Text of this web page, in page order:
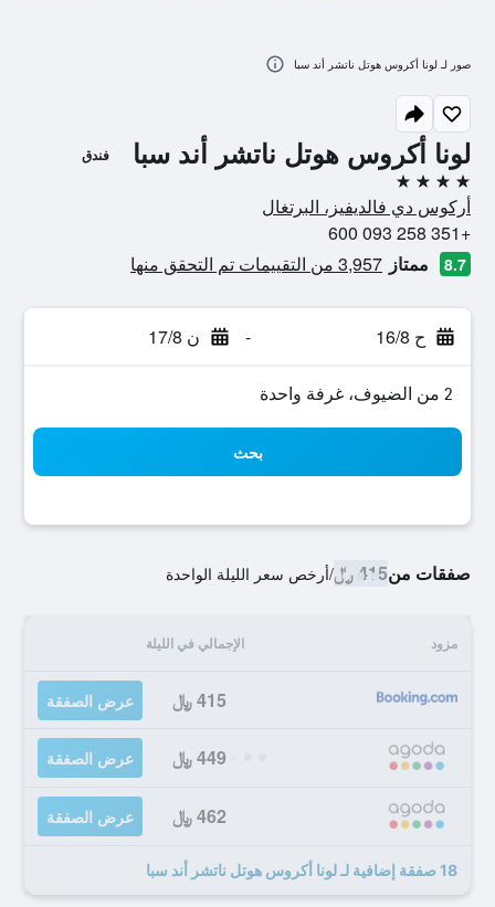
لونا أكروس هوتل ناتشر أند سبا فندق
4 نجوم
أركوس دي فالديفيز، البرتغال
+351 258 093 600
8.7 ممتاز 3,957 من التقييمات تم التحقق منها
ح 16/8 - ن 17/8
2 من الضيوف، غرفة واحدة
بحث
صفقات من415 ﷼ /أرخص سعر الليلة الواحدة
مزود الإجمالي في الليلة
415 ﷼ عرض الصفقة
449 ﷼ عرض الصفقة
462 ﷼ عرض الصفقة
18 صفقة إضافية لـ لونا أكروس هوتل ناتشر أند سبا
صور لـ لونا أكروس هوتل ناتشر أند سبا